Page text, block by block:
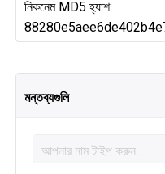
নিকনেম MD5 হ্যাশ:
মন্তব্যগুলি